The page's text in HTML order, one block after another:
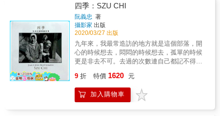
真短期大學執教鞭，一九八一年成為日本寫真
協會副理事長，一九九四擔任東京工藝大學藝
術學部教授，集創作者、教育者及改革者於一
身，於一九九八年被授予紫綬褒章。一九九九
年被知名出版家「光圈」（Aperture）選入「世
界聞名攝影家」之列，二○○三年英國皇家攝影
協會頒發「特別勳章」給他，二○○六年一月，
Museum of Photographic Arts）世紀終身成就
並分別於二○○七 、二○○八年獲得旭日小綬章與
每日藝術賞。細江英公在日本攝影史上擁有巨
大影響力，不僅致力於自身創作，更奉獻精力
工湧入大澡堂，上百個裸體男人同在一室沐浴
的撼人情景，至今仍在我的腦際盤 旋。 滿頭滿
臉是灰的一群中年男人，從澡堂出來之後，個
個成了潔淨的紳士，熙熙攘攘地在暮色中逐漸
散去。 --阮義忠
四季：SZU CHI
阮義忠 著
攝影家 出版
2020/03/27 出版
九年來，我最常造訪的地方就是這個部落，開
心的時候想去，悶悶的時候想去，孤單的時候
更是非去不可。去過的次數連自己都記不得。
結婚，我跑去喝喜酒；殺豬慶祝什麼的，我
在；有人過世出殯，我也於送葬行列之中。四
季小學的畢業典禮觀禮簿上有我的簽名，開學
9 折 特價 1620 元
加入購物車